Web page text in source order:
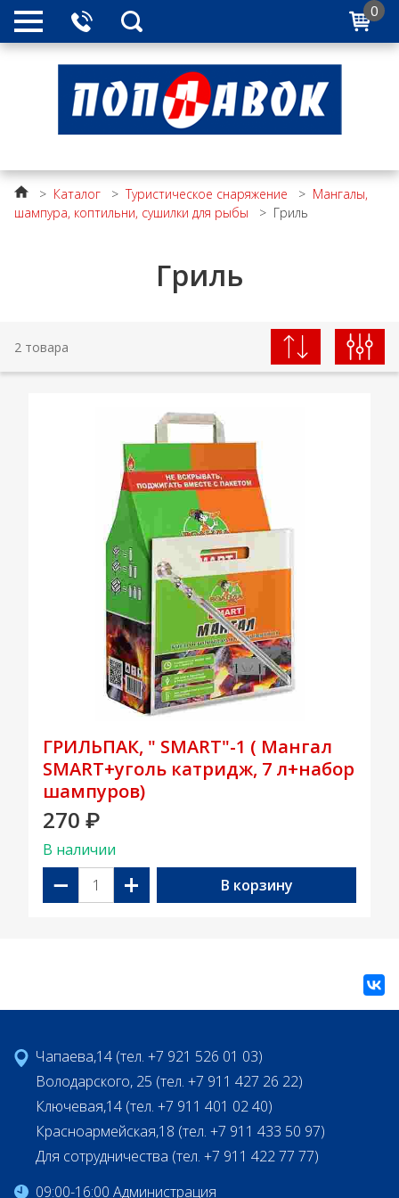
0
> Каталог >Туристическое снаряжение > Мангалы,
шампура, коптильни, сушилки для рыбы
> Гриль
Гриль
2 товара
ГРИЛЬПАК, " SMART"-1 ( Мангал
SMART+уголь катридж, 7 л+набор
шампуров)
270 ₽
В наличии
− + В корзину
Чапаева,14 (тел. +7 921 526 01 03)
Володарского, 25 (тел. +7 911 427 26 22)
Ключевая,14 (тел. +7 911 401 02 40)
Красноармейская,18 (тел. +7 911 433 50 97)
Для сотрудничества (тел. +7 911 422 77 77)
09:00-16:00 Администрация